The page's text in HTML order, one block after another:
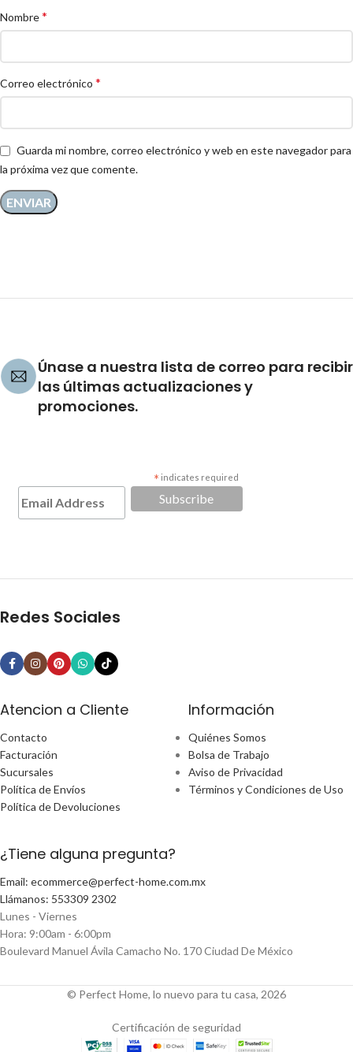
Nombre*
Correo electrónico *
Guarda mi nombre, correo electrónico y web en este navegador para
la próxima vez que comente.
Únase a nuestra lista de correo para recibir
las últimas actualizaciones y
promociones.
* indicates required
Redes Sociales
Atencion a Cliente
Contacto
Facturación
Sucursales
Política de Envíos
Política de Devoluciones
Información
Quiénes Somos
Bolsa de Trabajo
Aviso de Privacidad
Términos y Condiciones de Uso
¿Tiene alguna pregunta?
Email: ecommerce@perfect-home.com.mx
Llámanos: 553309 2302
Lunes - Viernes
Hora: 9:00am - 6:00pm
Boulevard Manuel Ávila Camacho No. 170 Ciudad De México
© Perfect Home, lo nuevo para tu casa, 2026
Certificación de seguridad